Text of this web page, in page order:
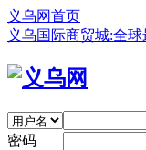
义乌网首页
义乌国际商贸城:全
密码